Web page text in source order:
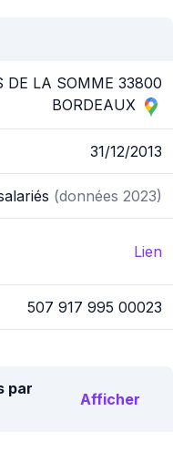
DE LA SOMME 33800
BORDEAUX
31/12/2013
(données 2023)
Lien
507 917 995 00023
par
Afficher